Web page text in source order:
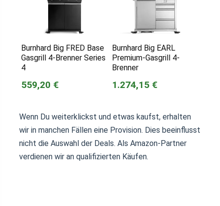
Burnhard Big FRED Base
Gasgrill 4-Brenner Series
4
559,20 €
Burnhard Big EARL
Premium-Gasgrill 4-
Brenner
1.274,15 €
Wenn Du weiterklickst und etwas kaufst, erhalten
wir in manchen Fällen eine Provision. Dies beeinflusst
nicht die Auswahl der Deals. Als Amazon-Partner
verdienen wir an qualifizierten Käufen.